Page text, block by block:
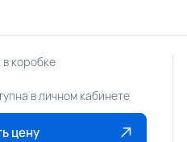
в коробке
в личном кабинете
цену